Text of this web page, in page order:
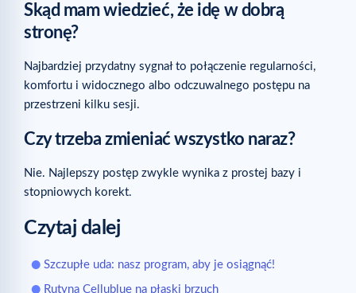
Skąd mam wiedzieć, że idę w dobrą
stronę?
Najbardziej przydatny sygnał to połączenie regularności,
komfortu i widocznego albo odczuwalnego postępu na
przestrzeni kilku sesji.
Czy trzeba zmieniać wszystko naraz?
Nie. Najlepszy postęp zwykle wynika z prostej bazy i
stopniowych korekt.
Czytaj dalej
Szczupłe uda: nasz program, aby je osiągnąć!
Rutyna Cellublue na płaski brzuch